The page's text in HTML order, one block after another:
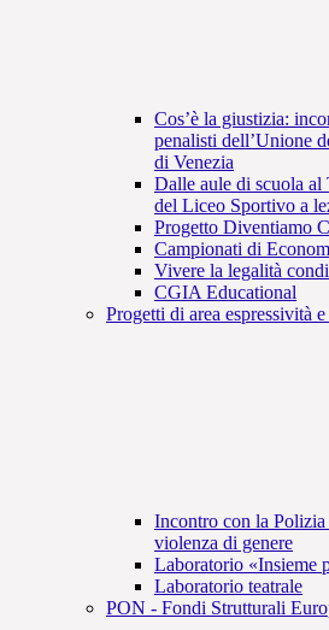
Cos’è la giustizia:
penalisti dell’Unione
di Venezia
Dalle aule di scuola al
del Liceo Sportivo a
Progetto Diventiamo
Campionati di
Vivere la legalità
CGIA Educational
Progetti di area espressività
Incontro con la
violenza di genere
Laboratorio «Insieme
Laboratorio teatrale
PON - Fondi Strutturali